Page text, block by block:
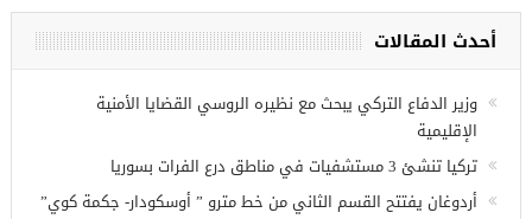
عمل للسوريين في
وزير الدفاع التركي يبحث مع نظيره الروسي القضايا الأمنية
الإقليمية
تركيا تنشئ 3 مستشفيات في مناطق درع الفرات بسوريا